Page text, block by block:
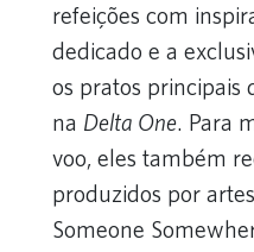
refeições com
dedicado e a
os pratos principais
na Delta One. Para
voo, eles também
produzidos por
Someone